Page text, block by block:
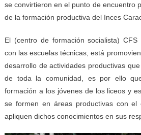
se convirtieron en el punto de encuentro
de la formación productiva del Inces
El (centro de formación socialista) CFS
con las escuelas técnicas, está
desarrollo de actividades productivas
de toda la comunidad, es por ello
formación a los jóvenes de los liceos y
se formen en áreas productivas con el
apliquen dichos conocimientos en sus